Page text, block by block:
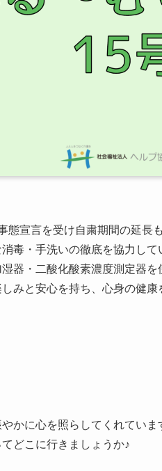
態宣言を受け自粛期間の延長
毒・手洗いの徹底を協力して
器・二酸化酸素濃度測定器
みと安心を持ち、心身の健
かに心を照らしてくれてい
どこに行きましょうか♪